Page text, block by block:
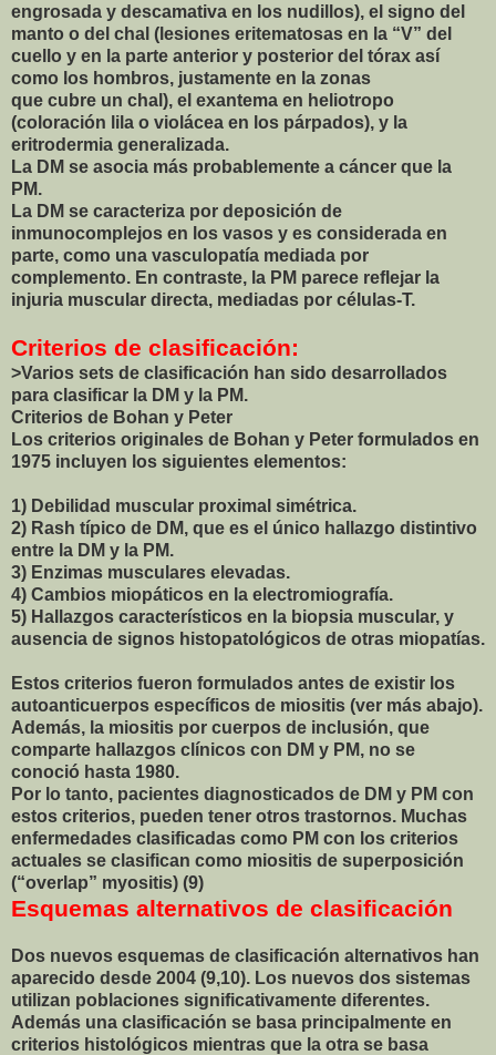
engrosada y descamativa en los nudillos), el signo del
manto o del chal (lesiones eritematosas en la “V” del
cuello y en la parte anterior y posterior del tórax así
como los hombros, justamente en la zonas
que cubre un chal), el exantema en heliotropo
(coloración lila o violácea en los párpados), y la
eritrodermia generalizada.
La DM se asocia más probablemente a cáncer que la
PM.
La DM se caracteriza por deposición de
inmunocomplejos en los vasos y es considerada en
parte, como una vasculopatía mediada por
complemento. En contraste, la PM parece reflejar la
injuria muscular directa, mediadas por células-T.
Criterios de clasificación:
>Varios sets de clasificación han sido desarrollados
para clasificar la DM y la PM.
Criterios de Bohan y Peter
Los criterios originales de Bohan y Peter formulados en
1975 incluyen los siguientes elementos:
1) Debilidad muscular proximal simétrica.
2) Rash típico de DM, que es el único hallazgo distintivo
entre la DM y la PM.
3) Enzimas musculares elevadas.
4) Cambios miopáticos en la electromiografía.
5) Hallazgos característicos en la biopsia muscular, y
ausencia de signos histopatológicos de otras miopatías.
Estos criterios fueron formulados antes de existir los
autoanticuerpos específicos de miositis (ver más abajo).
Además, la miositis por cuerpos de inclusión, que
comparte hallazgos clínicos con DM y PM, no se
conoció hasta 1980.
Por lo tanto, pacientes diagnosticados de DM y PM con
estos criterios, pueden tener otros trastornos. Muchas
enfermedades clasificadas como PM con los criterios
actuales se clasifican como miositis de superposición
(“overlap” myositis) (9)
Esquemas alternativos de clasificación
Dos nuevos esquemas de clasificación alternativos han
aparecido desde 2004 (9,10). Los nuevos dos sistemas
utilizan poblaciones significativamente diferentes.
Además una clasificación se basa principalmente en
criterios histológicos mientras que la otra se basa